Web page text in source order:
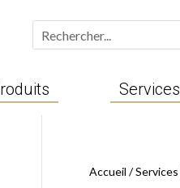
Services
Accueil /Services